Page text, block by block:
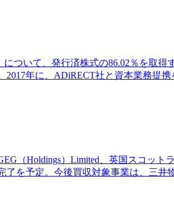
ついて、発行済株式の86.02％を取
年に、ADiRECT社と資本業務提携
（Holdings）Limited、英国スコット
を予定。今後買収対象事業は、三井